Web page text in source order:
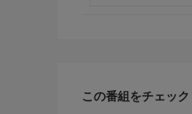
この番組をチェッ